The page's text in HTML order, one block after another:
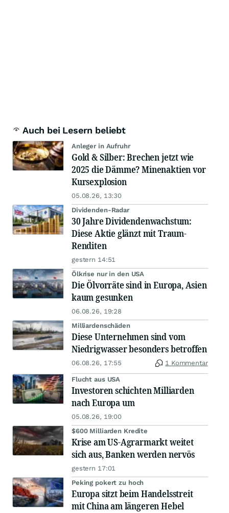
Auch bei Lesern beliebt
Anleger in Aufruhr
Gold & Silber: Brechen jetzt wie
2025 die Dämme? Minenaktien vor
Kursexplosion
05.08.26, 13:30
Dividenden-Radar
30 Jahre Dividendenwachstum:
Diese Aktie glänzt mit Traum-
Renditen
gestern 14:51
Ölkrise nur in den USA
Die Ölvorräte sind in Europa, Asien
kaum gesunken
06.08.26, 19:28
Milliardenschäden
Diese Unternehmen sind vom
Niedrigwasser besonders betroffen
06.08.26, 17:55 1 Kommentar
Flucht aus USA
Investoren schichten Milliarden
nach Europa um
05.08.26, 19:00
$600 Milliarden Kredite
Krise am US-Agrarmarkt weitet
sich aus, Banken werden nervös
gestern 17:01
Peking pokert zu hoch
Europa sitzt beim Handelsstreit
mit China am längeren Hebel